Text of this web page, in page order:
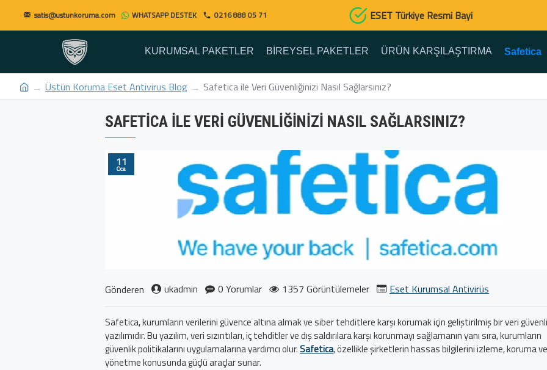
satis@ustunkoruma.com WHATSAPP DESTEK 0216 888 05 71 ESET Türkiye Resmi Bayi
KURUMSAL PAKETLER BIREYSEL PAKETLER ÜRÜN KARŞILAŞTIRMA Safetica
Üstün Koruma Eset Antivirus Blog Safetica ile Veri Güvenliğinizi Nasıl Sağlarsınız?
SAFETICA ILE VERI GÜVENLIĞINIZI NASIL SAĞLARSINIZ?
11
Oca
Gönderen ukadmin 0 Yorumlar 1357 Görüntülemeler Eset Kurumsal Antivirüs
Safetica, kurumların verilerini güvence altına almak ve siber tehditlere karşı korumak için geliştirilmiş bir veri
yazılımıdır. Bu yazılım, veri sızıntıları, iç tehditler ve dış saldırılara karşı korunmayı sağlamanın yanı sıra, kurumların
güvenlik politikalarını uygulamalarına yardımcı olur.Safetica, özellikle şirketlerin hassas bilgilerini izleme, koruma ve
yönetme konusunda güçlü araçlar sunar.